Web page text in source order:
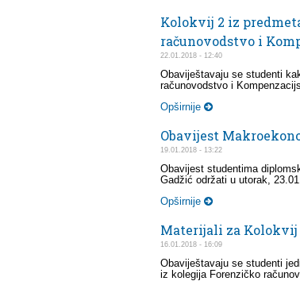
Kolokvij 2 iz
računovodstvo i
22.01.2018 - 12:40
Obaviještavaju se studenti
računovodstvo i
Opširnije
Obavijest
19.01.2018 - 13:22
Obavijest studentima
Gadžić održati u utorak,
Opširnije
Materijali za Kolokvij
16.01.2018 - 16:09
Obaviještavaju se studenti
iz kolegija Forenzičko